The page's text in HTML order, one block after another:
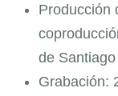
Producción
de
Grabación: